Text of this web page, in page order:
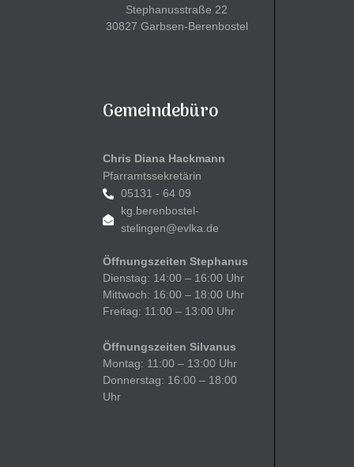
Stephanusstraße 22
30827 Garbsen-Berenbostel
Gemeindebüro
Chris Diana Hackmann
Pfarramtssekretärin
05131 - 64 09
kg.berenbostel-
stelingen@evlka.de
Öffnungszeiten Stephanus
Dienstag: 14:00 – 16:00 Uhr
Mittwoch: 16:00 – 18:00 Uhr
Freitag: 11:00 – 13:00 Uhr
Öffnungszeiten Silvanus
Montag: 11:00 – 13:00 Uhr
Donnerstag: 16:00 – 18:00
Uhr